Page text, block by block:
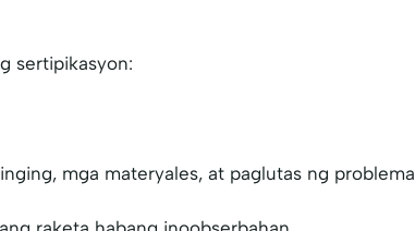
sertipikasyon:
mga materyales, at paglutas ng problema